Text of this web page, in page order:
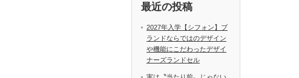
最近の投稿
2027年入学【シフォン】ブ
ランドならではのデザイン
や機能にこだわったデザイ
ナーズランドセル